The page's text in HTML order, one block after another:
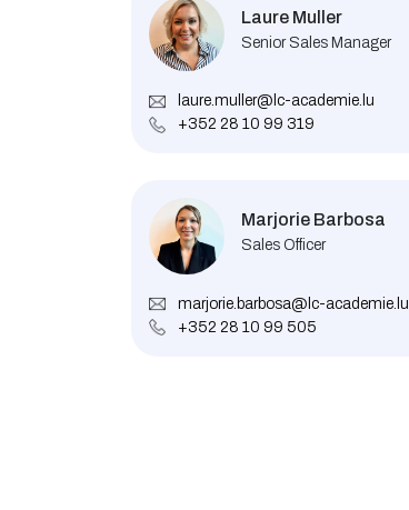
Laure Muller
Senior Sales Manager
laure.muller@lc-academie.lu
+352 28 10 99 319
Marjorie Barbosa
Sales Officer
marjorie.barbosa@lc-academie.lu
+352 28 10 99 505